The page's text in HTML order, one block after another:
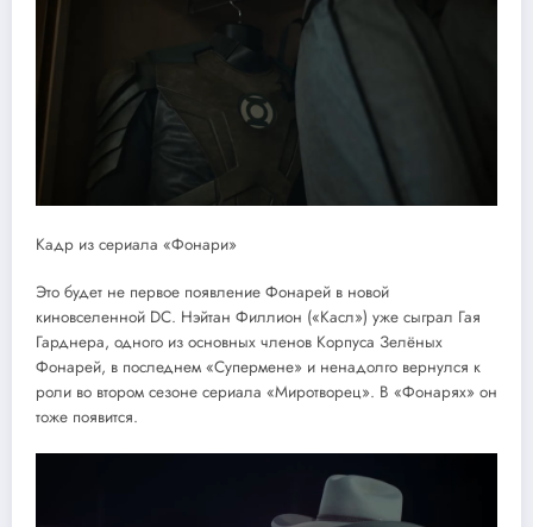
Кадр из сериала «Фонари»
Это будет не первое появление Фонарей в новой
киновселенной DC. Нэйтан Филлион («Касл») уже сыграл Гая
Гарднера, одного из основных членов Корпуса Зелёных
Фонарей, в последнем «Супермене» и ненадолго вернулся к
роли во втором сезоне сериала «Миротворец». В «Фонарях» он
тоже появится.